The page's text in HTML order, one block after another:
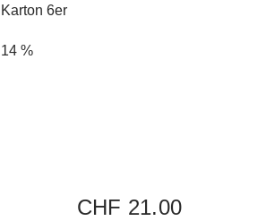
Karton 6er
14 %
CHF 21.00